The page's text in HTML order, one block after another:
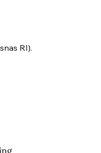
RI).